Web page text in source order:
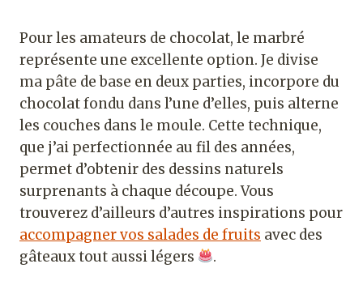
Pour les amateurs de chocolat, le marbré
représente une excellente option. Je divise
ma pâte de base en deux parties, incorpore du
chocolat fondu dans l’une d’elles, puis alterne
les couches dans le moule. Cette technique,
que j’ai perfectionnée au fil des années,
permet d’obtenir des dessins naturels
surprenants à chaque découpe. Vous
trouverez d’ailleurs d’autres inspirations pour
accompagner vos salades de fruits avec des
gâteaux tout aussi légers
.